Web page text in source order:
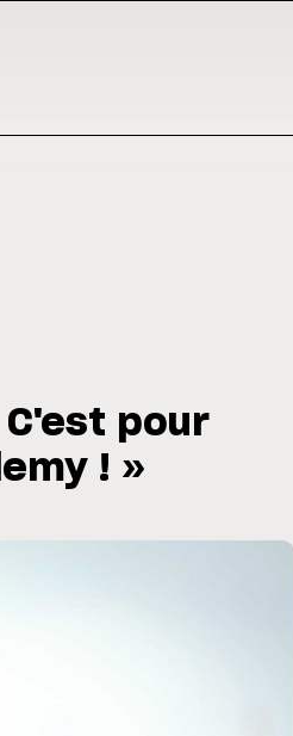
GP de
Zarco évite
pour
! »